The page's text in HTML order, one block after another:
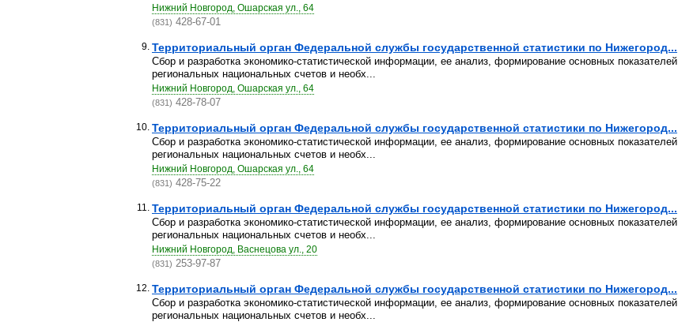
Нижний Новгород, Ошарская ул., 64
(831) 428-67-01
9. Территориальный орган Федеральной службы государственной статистики по Нижегород...
Сбор и разработка экономико-статистической информации, ее анализ, формирование основных показателей
региональных национальных счетов и необх...
Нижний Новгород, Ошарская ул., 64
(831) 428-78-07
10. Территориальный орган Федеральной службы государственной статистики по Нижегород...
Сбор и разработка экономико-статистической информации, ее анализ, формирование основных показателей
региональных национальных счетов и необх...
Нижний Новгород, Ошарская ул., 64
(831) 428-75-22
11. Территориальный орган Федеральной службы государственной статистики по Нижегород...
Сбор и разработка экономико-статистической информации, ее анализ, формирование основных показателей
региональных национальных счетов и необх...
Нижний Новгород, Васнецова ул., 20
(831) 253-97-87
12. Территориальный орган Федеральной службы государственной статистики по Нижегород...
Сбор и разработка экономико-статистической информации, ее анализ, формирование основных показателей
региональных национальных счетов и необх...